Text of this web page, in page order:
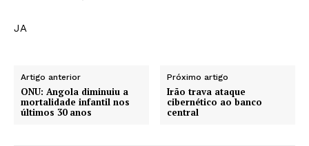
JA
Artigo anterior
ONU: Angola diminuiu a
mortalidade infantil nos
últimos 30 anos
Próximo artigo
Irão trava ataque
cibernético ao banco
central